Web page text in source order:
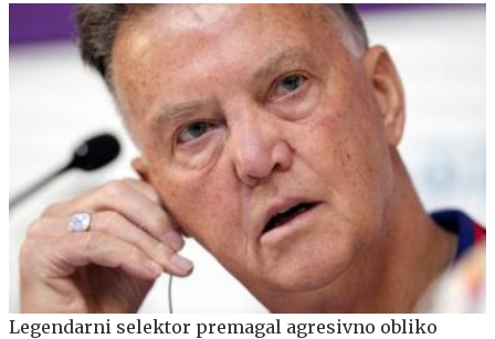
Legendarni selektor premagal agresivno obliko